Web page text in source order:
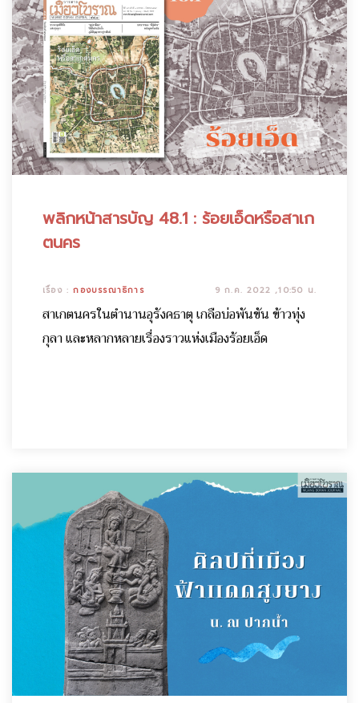
พลิกหน้าสารบัญ 48.1 : ร้อยเอ็ดหรือสาเก
ตนคร
เรื่อง :กองบรรณาธิการ 9 ก.ค. 2022 ,10:50 น.
สาเกตนครในตำนานอุรังคธาตุ เกลือบ่อพันขัน ข้าวทุ่ง
กุลา และหลากหลายเรื่องราวแห่งเมืองร้อยเอ็ด